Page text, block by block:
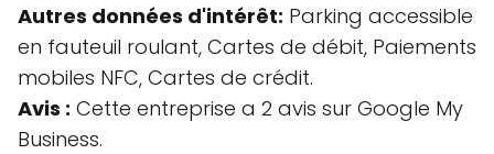
Autres données d'intérêt: Parking accessible
en fauteuil roulant, Cartes de débit, Paiements
mobiles NFC, Cartes de crédit.
Avis : Cette entreprise a 2 avis sur Google My
Business.